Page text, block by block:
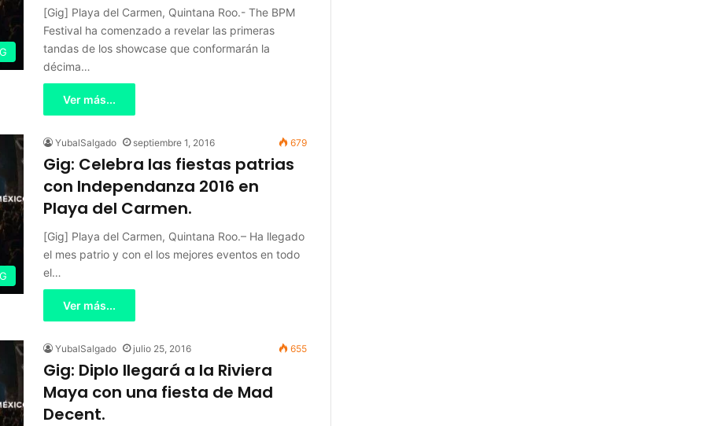
[Gig] Playa del Carmen, Quintana Roo.- The BPM
Festival ha comenzado a revelar las primeras
tandas de los showcase que conformarán la
décima…
Ver más...
YubalSalgado septiembre 1, 2016 679
Gig: Celebra las fiestas patrias
con Independanza 2016 en
Playa del Carmen.
[Gig] Playa del Carmen, Quintana Roo.– Ha llegado
el mes patrio y con el los mejores eventos en todo
el…
Ver más...
YubalSalgado julio 25, 2016 655
Gig: Diplo llegará a la Riviera
Maya con una fiesta de Mad
Decent.